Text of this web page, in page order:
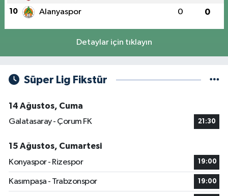
10 Alanyaspor 0 0
Detaylar için tıklayın
Süper Lig Fikstür
14 Ağustos, Cuma
Galatasaray - Çorum FK
21:30
15 Ağustos, Cumartesi
Konyaspor - Rizespor
19:00
Kasımpaşa - Trabzonspor 19:00